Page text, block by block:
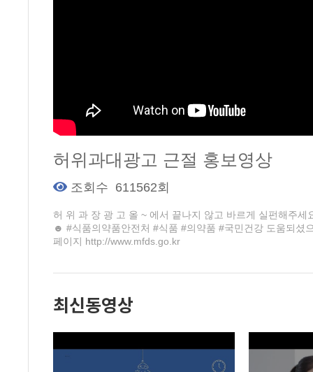
허위과대광고 근절 홍보영상
조회수 611562회
허 위 과 장 광 고 올 ~ 에서 끝나지 않고 바르게 실펀해주
☻ #식품의약품안전처 #식품 #의약품 #국민건강 도움되셨
페이지 http://www.mfds.go.kr
최신동영상